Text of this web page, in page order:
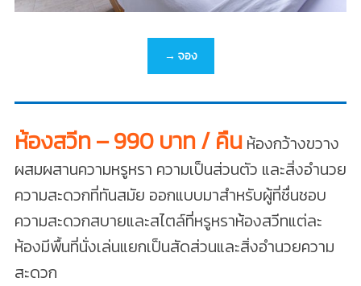
→ จอง
ห้องสวีท – 990 บาท / คืนห้องกว้างขวาง
ผสมผสานความหรูหรา ความเป็นส่วนตัว และสิ่งอำนวย
ความสะดวกที่ทันสมัย ออกแบบมาสำหรับผู้ที่ชื่นชอบ
ความสะดวกสบายและสไตล์ที่หรูหราห้องสวีทแต่ละ
ห้องมีพื้นที่นั่งเล่นแยกเป็นสัดส่วนและสิ่งอำนวยความ
สะดวก